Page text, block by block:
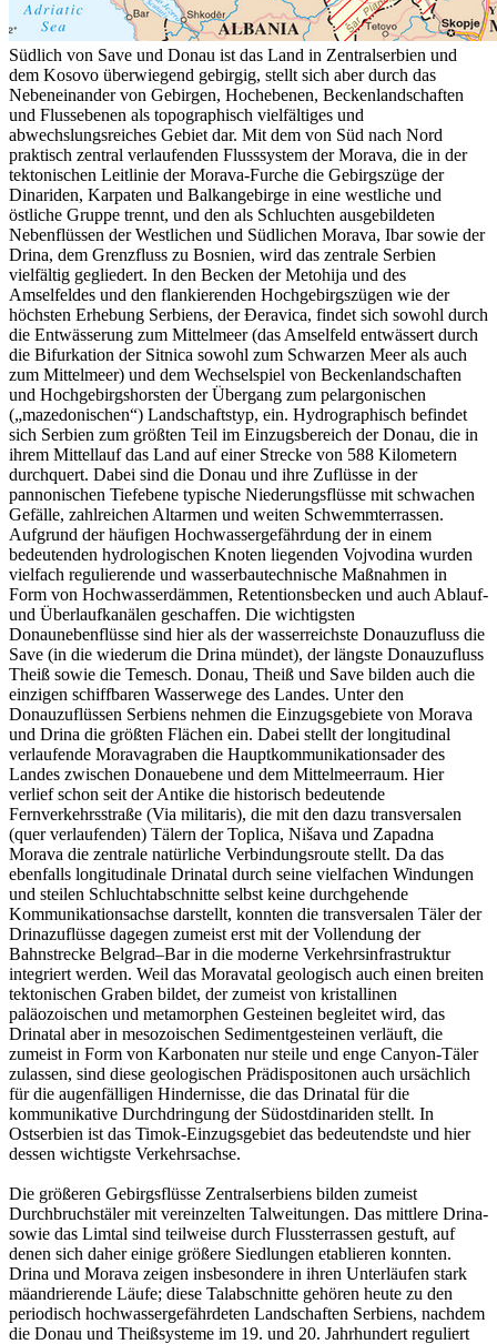
Südlich von Save und Donau ist das Land in Zentralserbien und
dem Kosovo überwiegend gebirgig, stellt sich aber durch das
Nebeneinander von Gebirgen, Hochebenen, Beckenlandschaften
und Flussebenen als topographisch vielfältiges und
abwechslungsreiches Gebiet dar. Mit dem von Süd nach Nord
praktisch zentral verlaufenden Flusssystem der Morava, die in der
tektonischen Leitlinie der Morava-Furche die Gebirgszüge der
Dinariden, Karpaten und Balkangebirge in eine westliche und
östliche Gruppe trennt, und den als Schluchten ausgebildeten
Nebenflüssen der Westlichen und Südlichen Morava, Ibar sowie der
Drina, dem Grenzfluss zu Bosnien, wird das zentrale Serbien
vielfältig gegliedert. In den Becken der Metohija und des
Amselfeldes und den flankierenden Hochgebirgszügen wie der
höchsten Erhebung Serbiens, der Đeravica, findet sich sowohl durch
die Entwässerung zum Mittelmeer (das Amselfeld entwässert durch
die Bifurkation der Sitnica sowohl zum Schwarzen Meer als auch
zum Mittelmeer) und dem Wechselspiel von Beckenlandschaften
und Hochgebirgshorsten der Übergang zum pelargonischen
(„mazedonischen“) Landschaftstyp, ein. Hydrographisch befindet
sich Serbien zum größten Teil im Einzugsbereich der Donau, die in
ihrem Mittellauf das Land auf einer Strecke von 588 Kilometern
durchquert. Dabei sind die Donau und ihre Zuflüsse in der
pannonischen Tiefebene typische Niederungsflüsse mit schwachen
Gefälle, zahlreichen Altarmen und weiten Schwemmterrassen.
Aufgrund der häufigen Hochwassergefährdung der in einem
bedeutenden hydrologischen Knoten liegenden Vojvodina wurden
vielfach regulierende und wasserbautechnische Maßnahmen in
Form von Hochwasserdämmen, Retentionsbecken und auch Ablauf-
und Überlaufkanälen geschaffen. Die wichtigsten
Donaunebenflüsse sind hier als der wasserreichste Donauzufluss die
Save (in die wiederum die Drina mündet), der längste Donauzufluss
Theiß sowie die Temesch. Donau, Theiß und Save bilden auch die
einzigen schiffbaren Wasserwege des Landes. Unter den
Donauzuflüssen Serbiens nehmen die Einzugsgebiete von Morava
und Drina die größten Flächen ein. Dabei stellt der longitudinal
verlaufende Moravagraben die Hauptkommunikationsader des
Landes zwischen Donauebene und dem Mittelmeerraum. Hier
verlief schon seit der Antike die historisch bedeutende
Fernverkehrsstraße (Via militaris), die mit den dazu transversalen
(quer verlaufenden) Tälern der Toplica, Nišava und Zapadna
Morava die zentrale natürliche Verbindungsroute stellt. Da das
ebenfalls longitudinale Drinatal durch seine vielfachen Windungen
und steilen Schluchtabschnitte selbst keine durchgehende
Kommunikationsachse darstellt, konnten die transversalen Täler der
Drinazuflüsse dagegen zumeist erst mit der Vollendung der
Bahnstrecke Belgrad–Bar in die moderne Verkehrsinfrastruktur
integriert werden. Weil das Moravatal geologisch auch einen breiten
tektonischen Graben bildet, der zumeist von kristallinen
paläozoischen und metamorphen Gesteinen begleitet wird, das
Drinatal aber in mesozoischen Sedimentgesteinen verläuft, die
zumeist in Form von Karbonaten nur steile und enge Canyon-Täler
zulassen, sind diese geologischen Prädispositonen auch ursächlich
für die augenfälligen Hindernisse, die das Drinatal für die
kommunikative Durchdringung der Südostdinariden stellt. In
Ostserbien ist das Timok-Einzugsgebiet das bedeutendste und hier
dessen wichtigste Verkehrsachse.
Die größeren Gebirgsflüsse Zentralserbiens bilden zumeist
Durchbruchstäler mit vereinzelten Talweitungen. Das mittlere Drina-
sowie das Limtal sind teilweise durch Flussterrassen gestuft, auf
denen sich daher einige größere Siedlungen etablieren konnten.
Drina und Morava zeigen insbesondere in ihren Unterläufen stark
mäandrierende Läufe; diese Talabschnitte gehören heute zu den
periodisch hochwassergefährdeten Landschaften Serbiens, nachdem
die Donau und Theißsysteme im 19. und 20. Jahrhundert reguliert